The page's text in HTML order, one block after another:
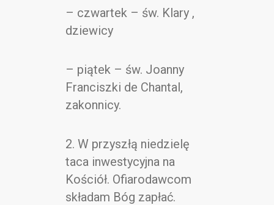
– czwartek – św. Klary ,
dziewicy
– piątek – św. Joanny
Franciszki de Chantal,
zakonnicy.
2. W przyszłą niedzielę
taca inwestycyjna na
Kościół. Ofiarodawcom
składam Bóg zapłać.